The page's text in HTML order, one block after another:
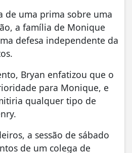
de uma prima sobre uma
a família de Monique
defesa independente da
Bryan enfatizou que o
para Monique, e
qualquer tipo de
a sessão de sábado
de um colega de